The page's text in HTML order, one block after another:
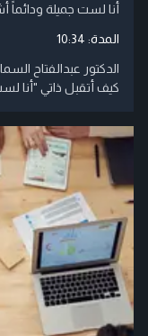
أنا لست جميلة ودائماً
المدة: 10:34
الدكتور عبدالفتاح
كيف أتقبل ذاتي "أنا